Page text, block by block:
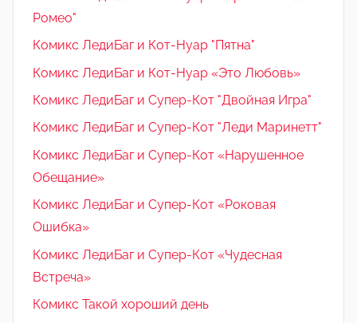
Ромео"
Комикс ЛедиБаг и Кот-Нуар "Пятна"
Комикс ЛедиБаг и Кот-Нуар «Это Любовь»
Комикс ЛедиБаг и Супер-Кот "Двойная Игра"
Комикс ЛедиБаг и Супер-Кот "Леди Маринетт"
Комикс ЛедиБаг и Супер-Кот «Нарушенное
Обещание»
Комикс ЛедиБаг и Супер-Кот «Роковая
Ошибка»
Комикс ЛедиБаг и Супер-Кот «Чудесная
Встреча»
Комикс Такой хороший день